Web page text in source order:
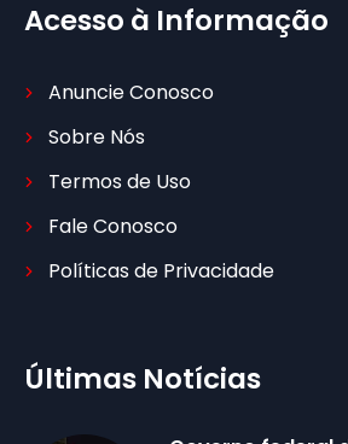
Acesso à Informação
Anuncie Conosco
Sobre Nós
Termos de Uso
Fale Conosco
Políticas de Privacidade
Últimas Notícias